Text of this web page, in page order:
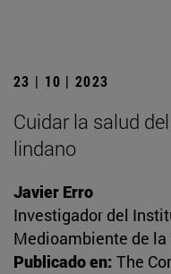
23 | 10 | 2023
Cuidar la salud
lindano
Javier Erro
Investigador del
Medioambiente de la
Publicado en: The